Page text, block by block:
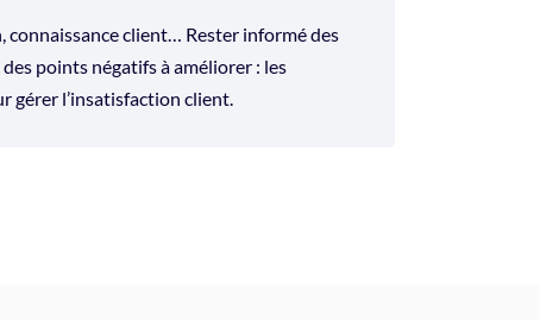
connaissance client… Rester informé des
points négatifs à améliorer : les
gérer l’insatisfaction client.